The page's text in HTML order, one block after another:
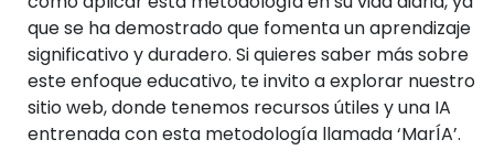
que se ha demostrado que fomenta un aprendizaje
significativo y duradero. Si quieres saber más sobre
este enfoque educativo, te invito a explorar nuestro
sitio web, donde tenemos recursos útiles y una IA
entrenada con esta metodología llamada ‘MarÍA’.